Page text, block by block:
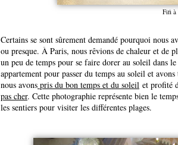
Fifi à
Certains se sont sûrement demandé pourquoi nous
ou presque. À Paris, nous rêvions de chaleur et de
un peu de temps pour se faire dorer au soleil dans
appartement pour passer du temps au soleil et
nous avons pris du bon temps et du soleil et profité
pas cher. Cette photographie représente bien le
les sentiers pour visiter les différentes plages.